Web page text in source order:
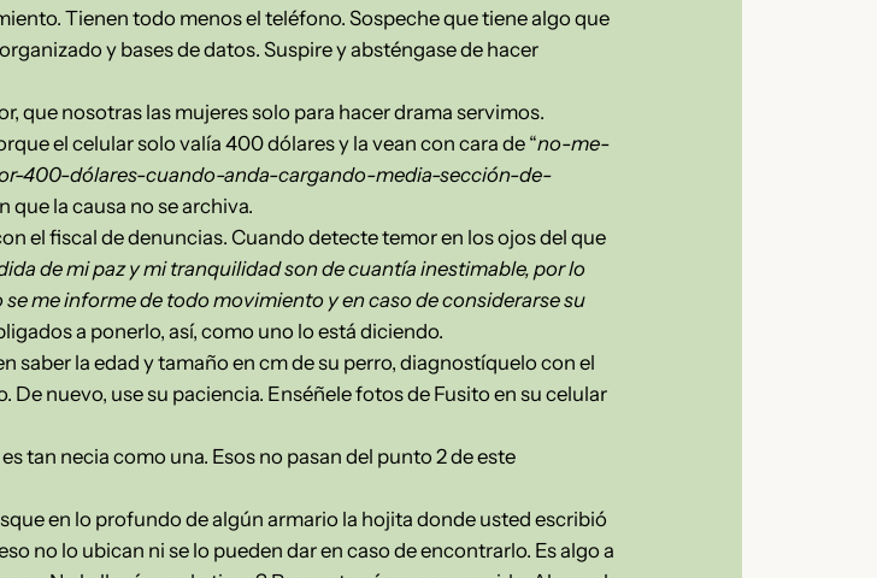
Tienen todo menos el teléfono. Sospeche que tiene algo que
y bases de datos. Suspire y absténgase de hacer
que nosotras las mujeres solo para hacer drama servimos.
el celular solo valía 400 dólares y la vean con cara de “no-me-
400-dólares-cuando-anda-cargando-media-sección-de-
que la causa no se archiva.
el fiscal de denuncias. Cuando detecte temor en los ojos del que
de mi paz y mi tranquilidad son de cuantía inestimable, por lo
me informe de todo movimiento y en caso de considerarse su
a ponerlo, así, como uno lo está diciendo.
saber la edad y tamaño en cm de su perro, diagnostíquelo con el
nuevo, use su paciencia. Enséñele fotos de Fusito en su celular
tan necia como una. Esos no pasan del punto 2 de este
en lo profundo de algún armario la hojita donde usted escribió
no lo ubican ni se lo pueden dar en caso de encontrarlo. Es algo a